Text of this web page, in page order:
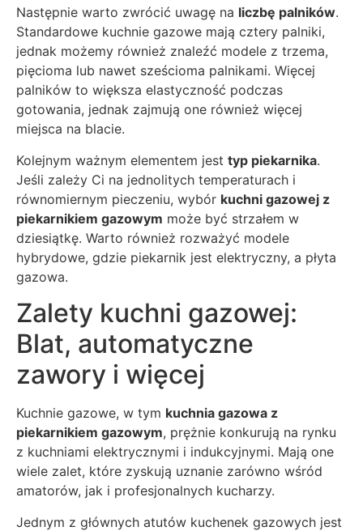
Następnie warto zwrócić uwagę na liczbę palników.
Standardowe kuchnie gazowe mają cztery palniki,
jednak możemy również znaleźć modele z trzema,
pięcioma lub nawet sześcioma palnikami. Więcej
palników to większa elastyczność podczas
gotowania, jednak zajmują one również więcej
miejsca na blacie.
Kolejnym ważnym elementem jest typ piekarnika.
Jeśli zależy Ci na jednolitych temperaturach i
równomiernym pieczeniu, wybór kuchni gazowej z
piekarnikiem gazowym może być strzałem w
dziesiątkę. Warto również rozważyć modele
hybrydowe, gdzie piekarnik jest elektryczny, a płyta
gazowa.
Zalety kuchni gazowej:
Blat, automatyczne
zawory i więcej
Kuchnie gazowe, w tym kuchnia gazowa z
piekarnikiem gazowym, prężnie konkurują na rynku
z kuchniami elektrycznymi i indukcyjnymi. Mają one
wiele zalet, które zyskują uznanie zarówno wśród
amatorów, jak i profesjonalnych kucharzy.
Jednym z głównych atutów kuchenek gazowych jest